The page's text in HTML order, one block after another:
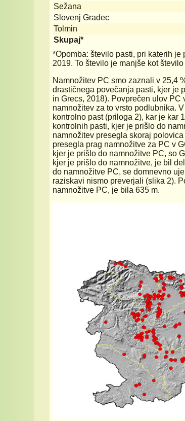
Sežana
Slovenj Gradec
Tolmin
Skupaj*
*Opomba: število pasti, pri katerih
2019. To število je manjše kot
Namnožitev PC smo zaznali v 25,4
drastičnega povečanja pasti, kjer je
in Grecs, 2018). Povprečen ulov PC
namnožitev za to vrsto podlubnika.
kontrolno past (priloga 2), kar je kar
kontrolnih pasti, kjer je prišlo do
namnožitev presegla skoraj
presegla prag namnožitve za PC v
kjer je prišlo do namnožitve PC, so
kjer je prišlo do namnožitve, je bil
do namnožitve PC, se domnevno
raziskavi nismo preverjali (slika 2).
namnožitve PC, je bila 635 m.